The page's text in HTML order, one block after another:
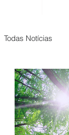
Todas Notícias